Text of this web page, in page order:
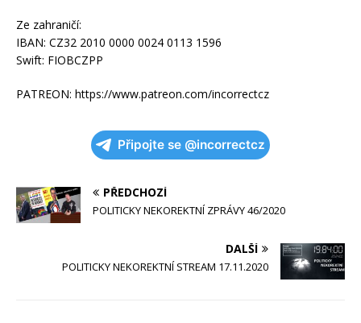
Ze zahraničí:
IBAN: CZ32 2010 0000 0024 0113 1596
Swift: FIOBCZPP
PATREON: https://www.patreon.com/incorrectcz
Připojte se @incorrectcz
PŘEDCHOZÍ
POLITICKY NEKOREKTNÍ ZPRÁVY 46/2020
DALŠÍ
POLITICKY NEKOREKTNÍ STREAM 17.11.2020